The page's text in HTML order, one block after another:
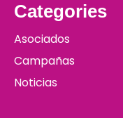
Categories
Asociados
Campañas
Noticias